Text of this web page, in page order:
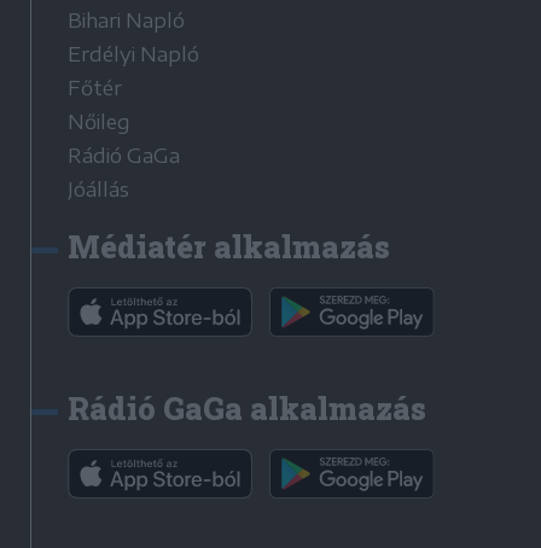
Bihari Napló
Erdélyi Napló
Főtér
Nőileg
Rádió GaGa
Jóállás
Médiatér alkalmazás
Rádió GaGa alkalmazás